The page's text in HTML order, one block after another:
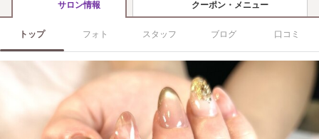
サロン情報 クーポン・メニュー
トップ フォト スタッフ ブログ 口コミ